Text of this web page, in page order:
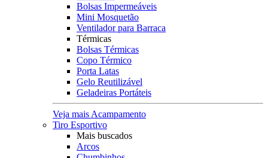
Bolsas Impermeáveis
Mini Mosquetão
Ventilador para Barraca
Térmicas
Bolsas Térmicas
Copo Térmico
Porta Latas
Gelo Reutilizável
Geladeiras Portáteis
Veja mais Acampamento
Tiro Esportivo
Mais buscados
Arcos